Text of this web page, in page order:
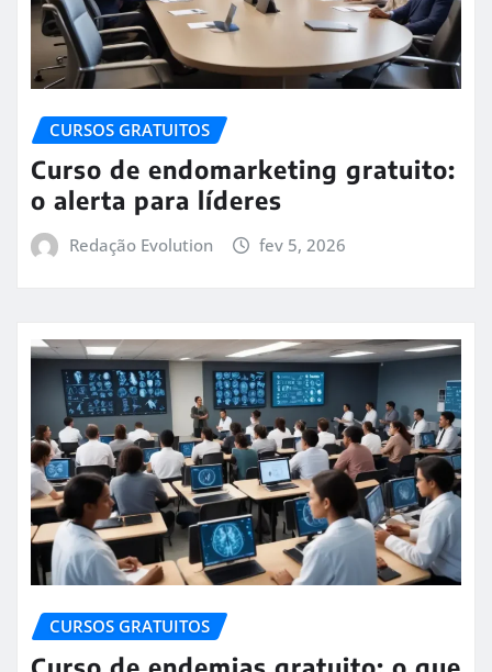
CURSOS GRATUITOS
Curso de endomarketing gratuito:
o alerta para líderes
Redação Evolution fev 5, 2026
CURSOS GRATUITOS